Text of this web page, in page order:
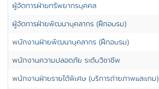
ผู้จัดการฝ่ายทรัพยากรบุคคล
ผู้จัดการฝ่ายพัฒนาบุคลากร (ฝึกอบรม)
พนักงานฝ่ายพัฒนาบุคลากร (ฝึกอบรม)
พนักงานความปลอดภัย ระดับวิชาชีพ
พนักงานฝ่ายรายได้พิเศษ (บริการถ่ายภาพและเกม)